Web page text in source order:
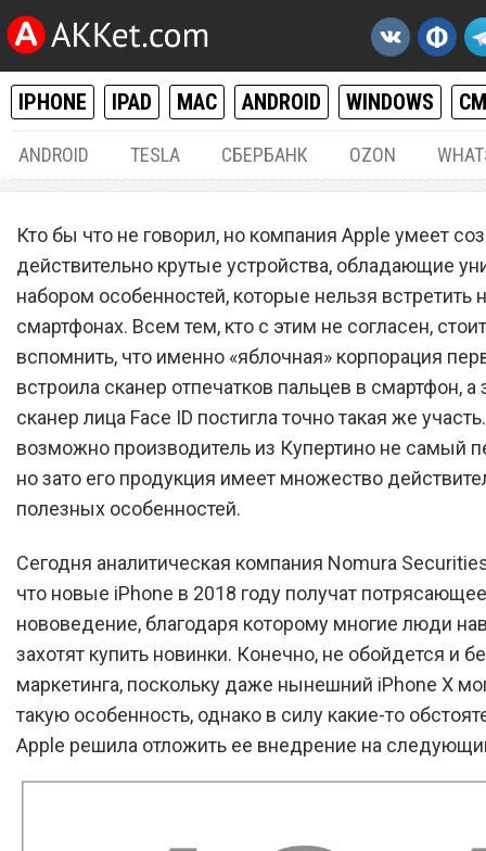
IPHONE IPAD MAC ANDROID WINDOWS
ANDROID TESLA СБЕРБАНК OZON
Новые iPhone в 2018 году
получат потрясающее
нововведение
Кто бы что не говорил, но компания Apple умеет
действительно крутые устройства, обладающие
набором особенностей, которые нельзя встретить
смартфонах. Всем тем, кто с этим не согласен, стоит
вспомнить, что именно «яблочная» корпорация
встроила сканер отпечатков пальцев в смартфон, а
сканер лица Face ID постигла точно такая же
возможно производитель из Купертино не самый
но зато его продукция имеет множество
полезных особенностей.
Сегодня аналитическая компания Nomura
что новые iPhone в 2018 году получат потрясающее
нововедение, благодаря которому многие люди
захотят купить новинки. Конечно, не обойдется и
маркетинга, поскольку даже нынешний iPhone X
такую особенность, однако в силу какие-то
Apple решила отложить ее внедрение на